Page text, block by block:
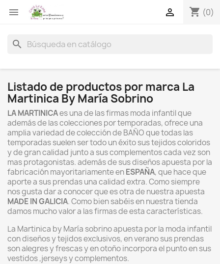
 shopping_cart (0)

search
Listado de productos por marca La
Martinica By María Sobrino
LA MARTINICAes una de las firmas moda infantil que
además de las colecciones por temporadas, ofrece una
amplia variedad de colección de BAÑO que todas las
temporadas suelen ser todo un éxito sus tejidos coloridos
y de gran calidad junto a sus complementos cada vez son
mas protagonistas. además de sus diseños apuesta por la
fabricación mayoritariamente enESPAÑA, que hace que
aporte a sus prendas una calidad extra. Como siempre
nos gusta dar a conocer que es otra de nuestra apuesta
MADE IN GALICIA. Como bien sabéis en nuestra tienda
damos mucho valor a las firmas de esta características.
La Martinica by María sobrino apuesta por la moda infantil
con diseños y tejidos exclusivos, en verano sus prendas
son alegres y frescas y en otoño incorpora el punto en sus
vestidos ,jerseys y complementos.